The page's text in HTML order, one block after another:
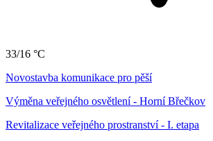
33/16 °C
Novostavba komunikace pro pěší
Výměna veřejného osvětlení - Horní Břečkov
Revitalizace veřejného prostranství - I. etapa